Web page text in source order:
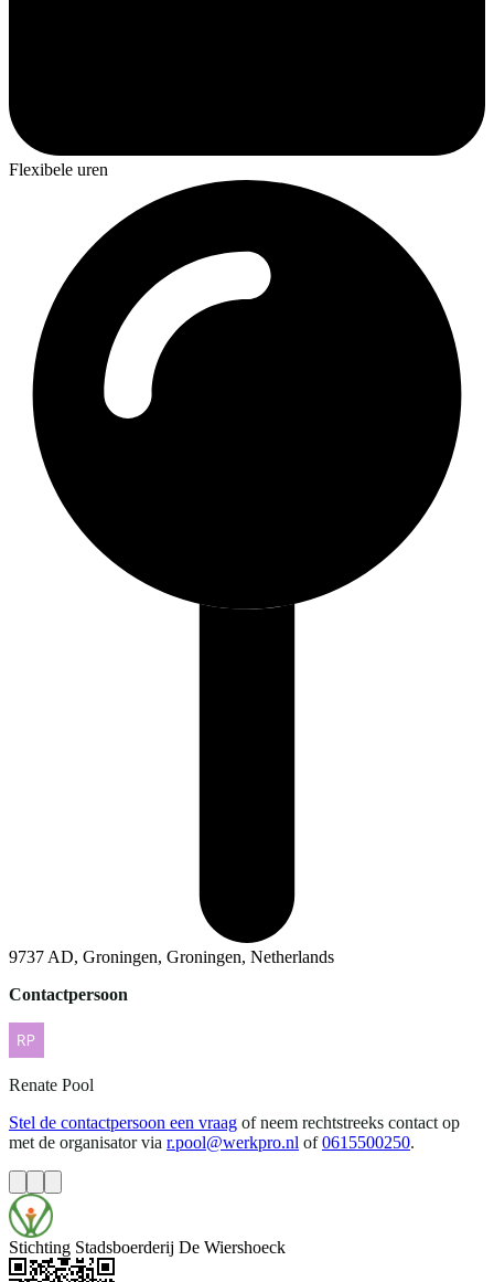
Flexibele uren
9737 AD, Groningen, Groningen, Netherlands
Contactpersoon
Renate Pool
Stel de contactpersoon een vraag of neem rechtstreeks contact op
met de organisator via r.pool@werkpro.nl of 0615500250.
Stichting Stadsboerderij De Wiershoeck